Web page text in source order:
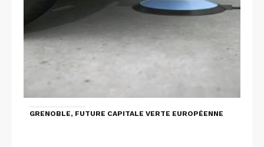
GRENOBLE, FUTURE CAPITALE VERTE EUROPÉENNE